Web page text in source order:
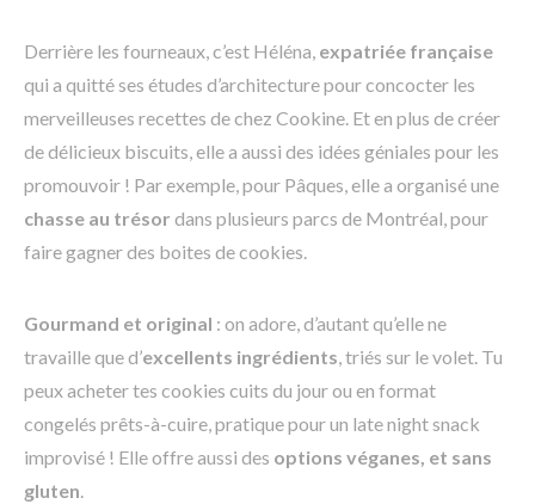
Derrière les fourneaux, c’est Héléna, expatriée française
qui a quitté ses études d’architecture pour concocter les
merveilleuses recettes de chez Cookine. Et en plus de créer
de délicieux biscuits, elle a aussi des idées géniales pour les
promouvoir ! Par exemple, pour Pâques, elle a organisé une
chasse au trésor dans plusieurs parcs de Montréal, pour
faire gagner des boites de cookies.
Gourmand et original : on adore, d’autant qu’elle ne
travaille que d’excellents ingrédients, triés sur le volet. Tu
peux acheter tes cookies cuits du jour ou en format
congelés prêts-à-cuire, pratique pour un late night snack
improvisé ! Elle offre aussi des options véganes, et sans
gluten.